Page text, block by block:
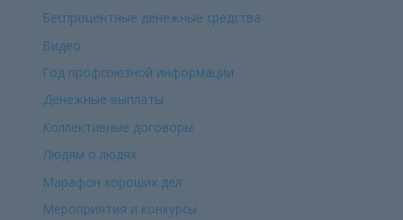
Беспроцентные денежные средства
Видео
Год профсоюзной информации
Денежные выплаты
Коллективные договоры
Людям о людях
Марафон хороших дел
Мероприятия и конкурсы